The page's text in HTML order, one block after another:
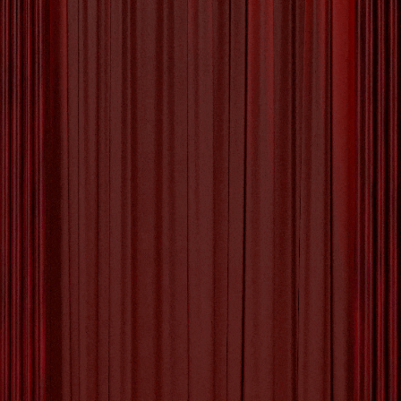
Leer de Kunst van
Portretfotografie Tijdens
Onze Workshop!
Ontdek de Magie van Portretfotografie: Volg
Onze Workshop! Portretfotografie is een
kunstvorm die de schoonheid en persoonlijkheid
van mensen vastlegt in beeld. Of je nu een
beginnende fotograaf bent of al ervaring hebt, het
maken van indrukwekkende portretten vereist
kennis en vaardigheid. Wil je je
fotografievaardigheden naar een hoger niveau
tillen en meer leren over
[more…]
Tagged with: belichting compositie
emoties
vastleggen
model regisseren